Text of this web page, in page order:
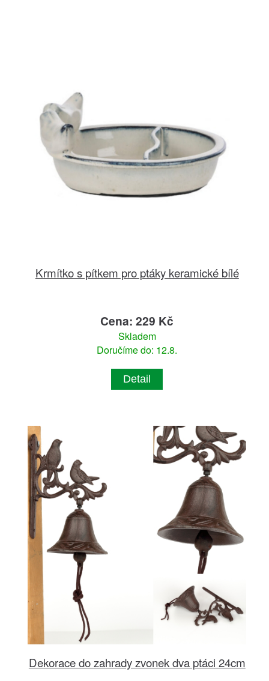
Krmítko s pítkem pro ptáky keramické bílé
Cena: 229 Kč
Skladem
Doručíme do: 12.8.
Detail
Dekorace do zahrady zvonek dva ptáci 24cm